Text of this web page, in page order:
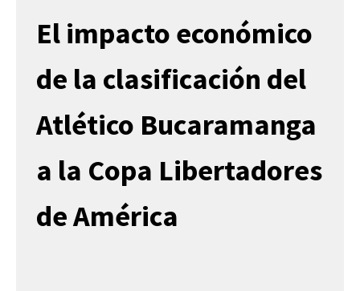
El impacto económico
de la clasificación del
Atlético Bucaramanga
a la Copa Libertadores
de América